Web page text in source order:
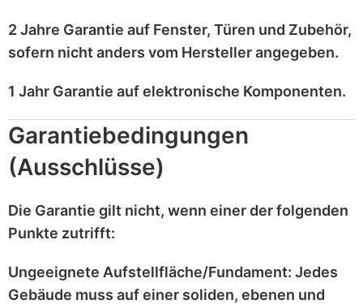
2 Jahre Garantie auf Fenster, Türen und Zubehör,
sofern nicht anders vom Hersteller angegeben.
1 Jahr Garantie aufelektronische Komponenten.
Garantiebedingungen
(Ausschlüsse)
Die Garantie gilt nicht, wenn einer der folgenden
Punkte zutrifft:
Ungeeignete Aufstellfläche/Fundament: Jedes
Gebäude muss auf einer soliden, ebenen und